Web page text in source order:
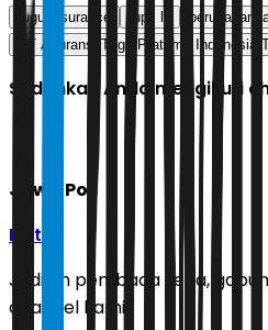
tugu insurance rups lb
perubahan
PT Asuransi Tugu Pratama Indonesia
Sudahkah Anda mengikuti
Jawa Pos
Ikuti
Jadilah pembaca setia,
channel kami!